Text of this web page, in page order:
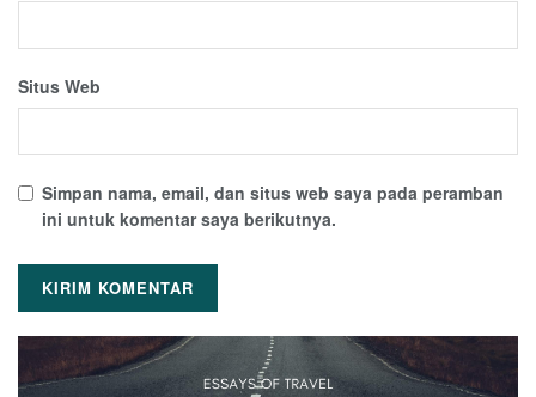
Situs Web
Simpan nama, email, dan situs web saya pada peramban
ini untuk komentar saya berikutnya.